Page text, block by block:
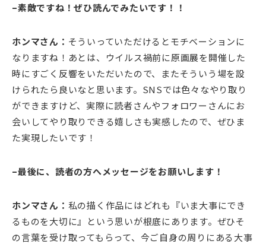
–素敵ですね！ぜひ読んでみたいです！！
ホンマさん： そういっていただけるとモチベーションに
なりますね！あとは、ウイルス禍前に原画展を開催した
時にすごく反響をいただいたので、またそういう場を設
けられたら良いなと思います。SNSでは色々なやり取り
ができますけど、実際に読者さんやフォロワーさんにお
会いしてやり取りできる嬉しさも実感したので、ぜひま
た実現したいです！
–最後に、読者の方へメッセージをお願いします！
ホンマさん： 私の描く作品にはどれも『いま大事にでき
るものを大切に』という思いが根底にあります。ぜひそ
の言葉を受け取ってもらって、今ご自身の周りにある大事